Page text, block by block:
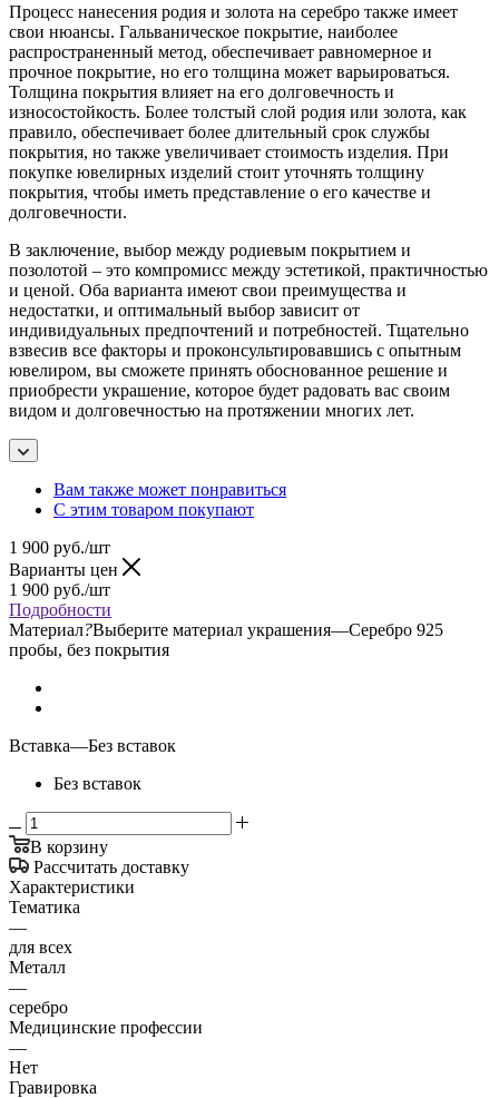
Процесс нанесения родия и золота на серебро также имеет
свои нюансы. Гальваническое покрытие, наиболее
распространенный метод, обеспечивает равномерное и
прочное покрытие, но его толщина может варьироваться.
Толщина покрытия влияет на его долговечность и
износостойкость. Более толстый слой родия или золота, как
правило, обеспечивает более длительный срок службы
покрытия, но также увеличивает стоимость изделия. При
покупке ювелирных изделий стоит уточнять толщину
покрытия, чтобы иметь представление о его качестве и
долговечности.
В заключение, выбор между родиевым покрытием и
позолотой – это компромисс между эстетикой, практичностью
и ценой. Оба варианта имеют свои преимущества и
недостатки, и оптимальный выбор зависит от
индивидуальных предпочтений и потребностей. Тщательно
взвесив все факторы и проконсультировавшись с опытным
ювелиром, вы сможете принять обоснованное решение и
приобрести украшение, которое будет радовать вас своим
видом и долговечностью на протяжении многих лет.
Вам также может понравиться
С этим товаром покупают
1 900 руб./шт
Варианты цен
1 900 руб./шт
Подробности
Материал?Выберите материал украшения—Серебро 925
пробы, без покрытия
Вставка—Без вставок
Без вставок
В корзину
Рассчитать доставку
Характеристики
Тематика
—
для всех
Металл
—
серебро
Медицинские профессии
—
Нет
Гравировка